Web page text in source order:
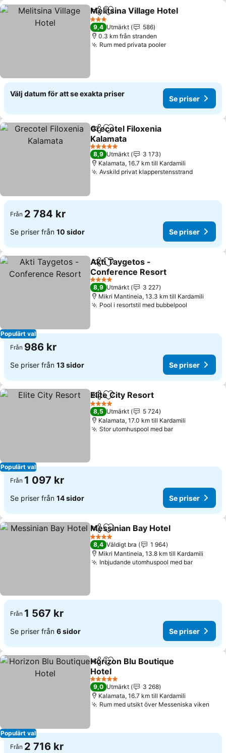
Dela Lägg till i Mina Favoriter
Melitsina Village Hotel
3 Stjärnor
9,4 Utmärkt
586
0.3 km från stranden
Rum med privata pooler
Välj datum för att se exakta priser
Se priser
Dela Lägg till i Mina Favoriter
Grecotel Filoxenia
Kalamata
5 Stjärnor
8,9 Utmärkt
3 173
Kalamata, 16.7 km till Kardamili
Avskild privat klapperstensstrand
Från 2 784 kr
Se priser från 10 sidor Se priser
Populärt val
Dela Lägg till i Mina Favoriter
Akti Taygetos -
Conference Resort
4 Stjärnor
8,9 Utmärkt
3 227
Mikri Mantineia, 13.3 km till Kardamili
Pool i resortstil med bubbelpool
Från 986 kr
Se priser från 13 sidor Se priser
Populärt val
Dela Lägg till i Mina Favoriter
Elite City Resort
4 Stjärnor
8,5 Utmärkt
5 724
Kalamata, 17.0 km till Kardamili
Stor utomhuspool med bar
Från 1 097 kr
Se priser från 14 sidor Se priser
Dela Lägg till i Mina Favoriter
Messinian Bay Hotel
4 Stjärnor
8,4 Väldigt bra
1 964
Mikri Mantineia, 13.8 km till Kardamili
Inbjudande utomhuspool med bar
Från 1 567 kr
Se priser från 6 sidor Se priser
Populärt val
Dela Lägg till i Mina Favoriter
Horizon Blu Boutique
Hotel
5 Stjärnor
9,0 Utmärkt
3 268
Kalamata, 16.7 km till Kardamili
Rum med utsikt över Messeniska viken
Från 2 716 kr